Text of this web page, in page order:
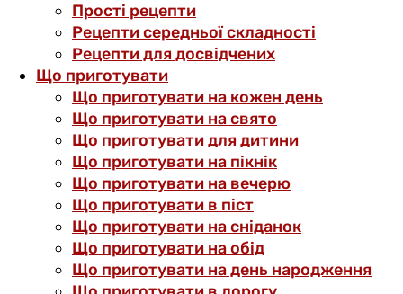
Прості рецепти
Рецепти середньої складності
Рецепти для досвідчених
Що приготувати
Що приготувати на кожен день
Що приготувати на свято
Що приготувати для дитини
Що приготувати на пікнік
Що приготувати на вечерю
Що приготувати в піст
Що приготувати на сніданок
Що приготувати на обід
Що приготувати на день народження